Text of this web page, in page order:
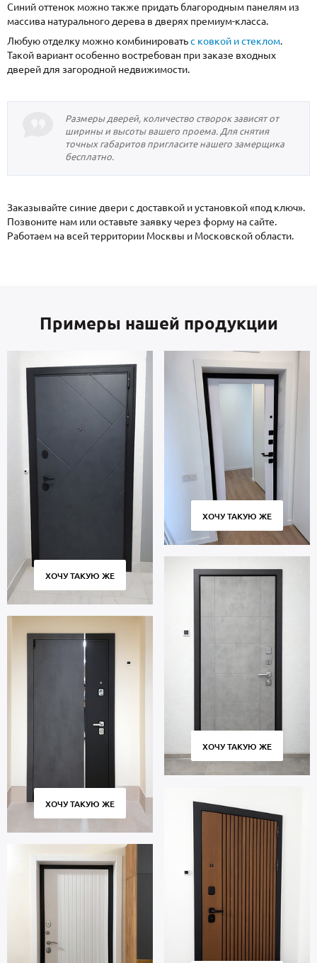
Синий оттенок можно также придать благородным панелям из
массива натурального дерева в дверях премиум-класса.
Любую отделку можно комбинироватьс ковкой и стеклом.
Такой вариант особенно востребован при заказе входных
дверей для загородной недвижимости.
Размеры дверей, количество створок зависят от
ширины и высоты вашего проема. Для снятия
точных габаритов пригласите нашего замерщика
бесплатно.
Заказывайте синие двери с доставкой и установкой «под ключ».
Позвоните нам или оставьте заявку через форму на сайте.
Работаем на всей территории Москвы и Московской области.
Примеры нашей продукции
ХОЧУ ТАКУЮ ЖЕ
ХОЧУ ТАКУЮ ЖЕ
ХОЧУ ТАКУЮ ЖЕ
ХОЧУ ТАКУЮ ЖЕ